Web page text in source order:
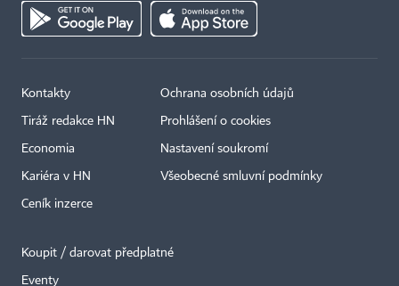
Kontakty
Tiráž redakce HN
Economia
Kariéra v HN
Ceník inzerce
Ochrana osobních údajů
Prohlášení o cookies
Nastavení soukromí
Všeobecné smluvní podmínky
Koupit / darovat předplatné
Eventy